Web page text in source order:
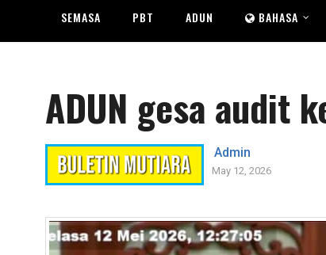
SEMASA PBT ADUN BAHASA
ADUN gesa audit
Admin
May 12, 2026